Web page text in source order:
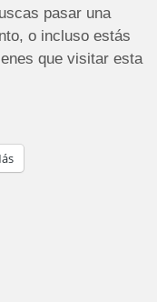
pasar una
o incluso estás
que visitar esta